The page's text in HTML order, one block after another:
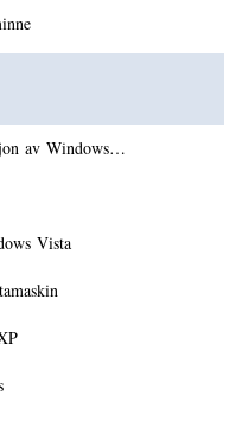
av Windows…
Vista